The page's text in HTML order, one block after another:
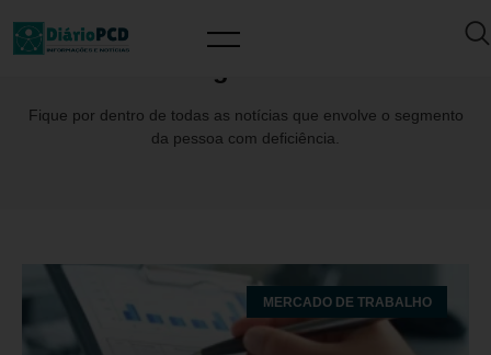
Fique por dentro de todas as notícias que envolve o segmento
da pessoa com deficiência.
MERCADO DE TRABALHO